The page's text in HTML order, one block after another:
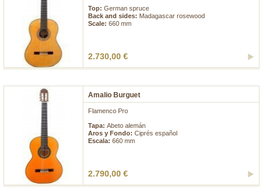
Top: German spruce
Back and sides: Madagascar rosewood
Scale: 660 mm
2.730,00 €
Amalio Burguet
Flamenco Pro
Tapa: Abeto alemán
Aros y Fondo: Ciprés español
Escala: 660 mm
2.790,00 €